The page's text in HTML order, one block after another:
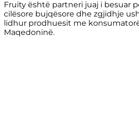
Fruity është partneri juaj i besuar
cilësore bujqësore dhe zgjidhje
lidhur prodhuesit me
Maqedoninë.